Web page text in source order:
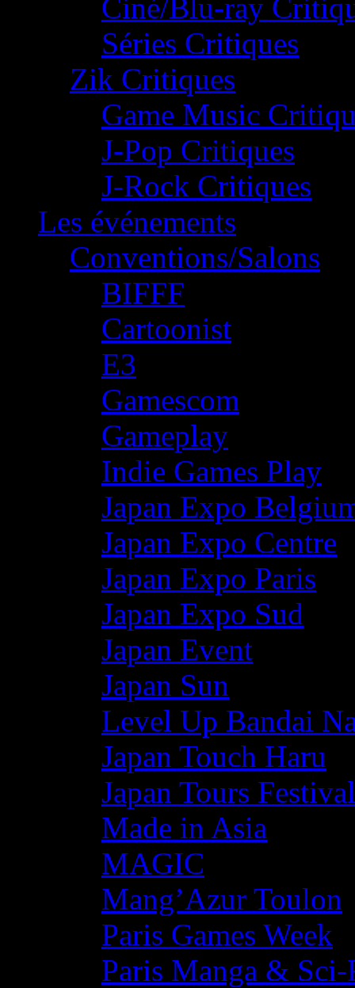
Ciné/Blu-ray
Séries Critiques
Zik Critiques
Game Music
J-Pop Critiques
J-Rock Critiques
Les événements
Conventions/Salons
BIFFF
Cartoonist
E3
Gamescom
Gameplay
Indie Games Play
Japan Expo
Japan Expo Centre
Japan Expo Paris
Japan Expo Sud
Japan Event
Japan Sun
Level Up Bandai
Japan Touch Haru
Japan Tours Festival
Made in Asia
MAGIC
Mang’Azur Toulon
Paris Games Week
Paris Manga &